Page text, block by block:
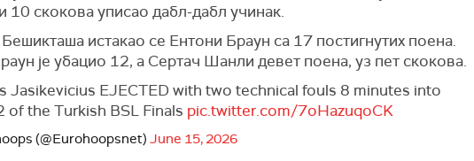
10 скокова уписао дабл-дабл учинак.
истакао се Ентони Браун са 17 постигнутих поена.
је убацио 12, а Сертач Шанли девет поена, уз пет скокова.
Jasikevicius EJECTED with two technical fouls 8 minutes into
of the Turkish BSL Finals pic.twitter.com/7oHazuqoCK
(@Eurohoopsnet)June 15, 2026